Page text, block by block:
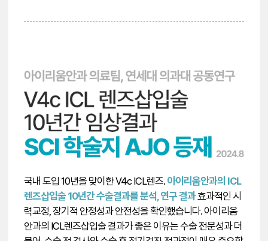
국내 도입 10년을 맞이한 V4c ICL렌즈. 아이리움안과의 ICL
렌즈삽입술 10년간 수술결과를 분석, 연구 결과효과적인 시
력교정, 장기적 안정성과 안전성을 확인했습니다. 아이리움
안과의 ICL렌즈삽입술 결과가 좋은 이유는 수술 전문성과 더